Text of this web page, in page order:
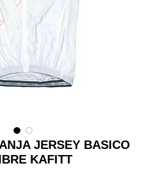
JERSEY BASICO
KAFITT